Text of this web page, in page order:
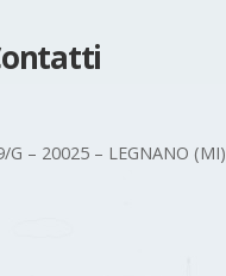
G – 20025 – LEGNANO (MI)